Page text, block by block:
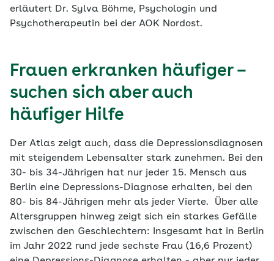
erläutert Dr. Sylva Böhme, Psychologin und
Psychotherapeutin bei der AOK Nordost.
Frauen erkranken häufiger –
suchen sich aber auch
häufiger Hilfe
Der Atlas zeigt auch, dass die Depressionsdiagnosen
mit steigendem Lebensalter stark zunehmen. Bei den
30- bis 34-Jährigen hat nur jeder 15. Mensch aus
Berlin eine Depressions-Diagnose erhalten, bei den
80- bis 84-Jährigen mehr als jeder Vierte. Über alle
Altersgruppen hinweg zeigt sich ein starkes Gefälle
zwischen den Geschlechtern: Insgesamt hat in Berlin
im Jahr 2022 rund jede sechste Frau (16,6 Prozent)